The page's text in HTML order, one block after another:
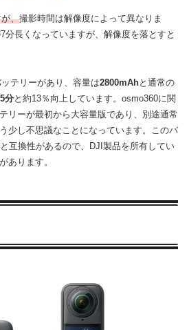
、撮影時間は解像度によって異なりま
分長くなっていますが、解像度を落とすと
テリーがあり、容量は2800mAhと通常の
分と約13％向上しています。osmo360に関
リーが最初から大容量版であり、別途通常
少し不思議なことになっています。このバ
互換性があるので、DJI製品を所有してい
あります。